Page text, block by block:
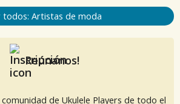
todos: Artistas de moda
Reúnanos!
de Ukulele Players de todo el